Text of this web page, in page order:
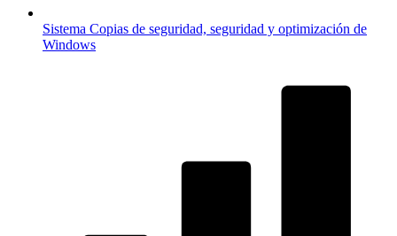
Sistema Copias de seguridad, seguridad y optimización de
Windows